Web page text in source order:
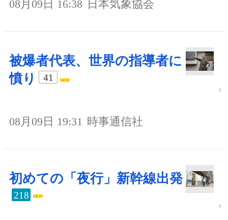
08月09日 16:38 日本気象協会
被爆者代表、世界の指導者に
憤り
41
08月09日 19:31 時事通信社
初めての「夜行」新幹線出発
218